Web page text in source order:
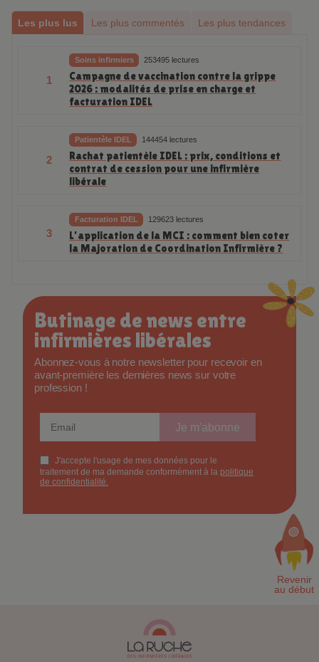
Les plus lus Les plus commentés Les plus tendances
1
Soins infirmiers 253495 lectures
Campagne de vaccination contre la grippe
2026 : modalités de prise en charge et
facturation IDEL
2
Patientèle IDEL 144454 lectures
Rachat patientèle IDEL : prix, conditions et
contrat de cession pour une infirmière
libérale
3
Facturation IDEL 129623 lectures
L’application de la MCI : comment bien coter
la Majoration de Coordination Infirmière ?
Butinage de news entre
infirmières libérales
Abonnez-vous à notre newsletter pour recevoir en
avant-première les dernières news sur votre
profession !